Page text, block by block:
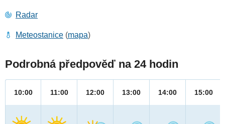
Radar
Meteostanice (mapa)
Podrobná předpověď na 24 hodin
10:00 11:00 12:00 13:00 14:00 15:00